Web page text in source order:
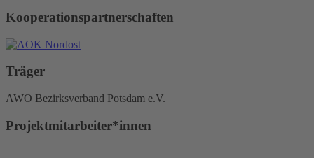
Kooperationspartnerschaften
Träger
AWO Bezirksverband Potsdam e.V.
Projektmitarbeiter*innen